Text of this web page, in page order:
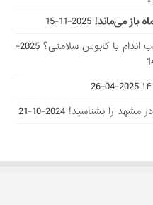
باز می‌ماند! 2025-11-15
اندام یا کابوس سلامتی؟
2025-
2025-04-26
2024-10-21